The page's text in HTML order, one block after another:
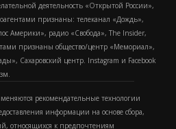
деятельность «Открытой России»,
признаны: телеканал «Дождь»,
Америки», радио «Свобода», The Insider,
признаны общество/центр «Мемориал»,
Сахаровский центр. Instagram и Facebook
рекомендательные технологии
информации на основе сбора,
относящихся к предпочтениям